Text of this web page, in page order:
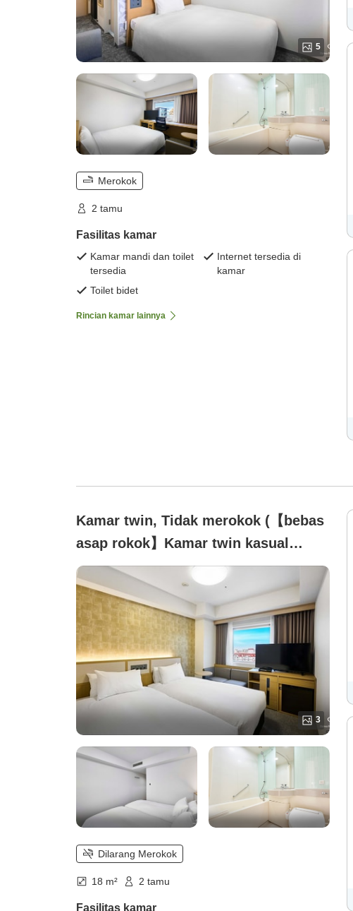
5
Merokok
2 tamu
Fasilitas kamar
Kamar mandi dan toilet
tersedia
Internet tersedia di
kamar
Toilet bidet
Rincian kamar lainnya
Kamar twin, Tidak merokok (【bebas
asap rokok】Kamar twin kasual
untuk 2 orang, luas 18,2 m² dengan 2
tempat tidur lebar 97 cm)
3
Dilarang Merokok
18 m² 2 tamu
Fasilitas kamar